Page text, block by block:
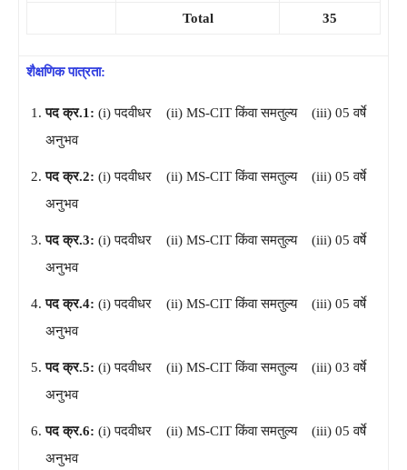
Total 35
शैक्षणिक पात्रता:
पद क्र.1: (i) पदवीधर (ii) MS-CIT किंवा समतुल्य (iii) 05 वर्षे
अनुभव
पद क्र.2: (i) पदवीधर (ii) MS-CIT किंवा समतुल्य (iii) 05 वर्षे
अनुभव
पद क्र.3: (i) पदवीधर (ii) MS-CIT किंवा समतुल्य (iii) 05 वर्षे
अनुभव
पद क्र.4: (i) पदवीधर (ii) MS-CIT किंवा समतुल्य (iii) 05 वर्षे
अनुभव
पद क्र.5: (i) पदवीधर (ii) MS-CIT किंवा समतुल्य (iii) 03 वर्षे
अनुभव
पद क्र.6: (i) पदवीधर (ii) MS-CIT किंवा समतुल्य (iii) 05 वर्षे
अनुभव